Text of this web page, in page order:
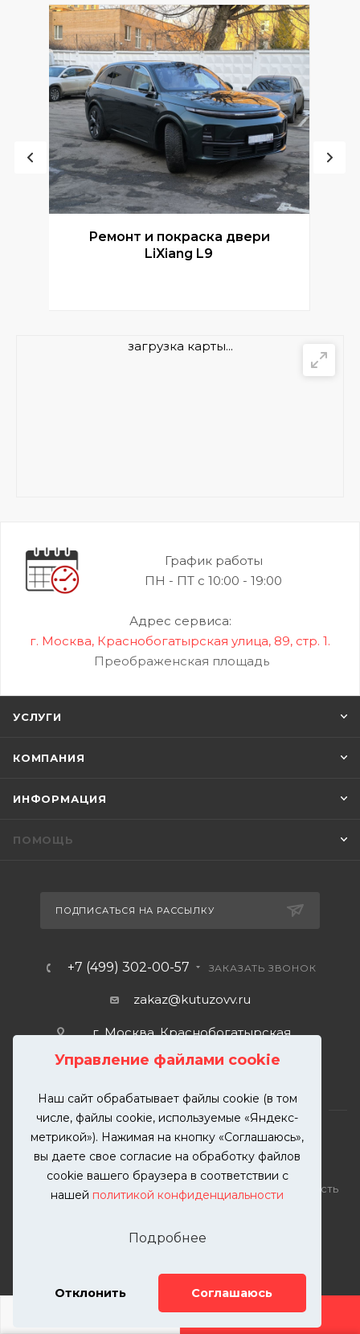
Управление файлами cookie
Наш сайт обрабатывает файлы cookie (в том
числе, файлы cookie, используемые «Яндекс-
метрикой»). Нажимая на кнопку «Соглашаюсь»,
вы даете свое согласие на обработку файлов
cookie вашего браузера в соответствии с
нашей политикой конфиденциальности
Подробнее
Отклонить Соглашаюсь
ДОБАВИТЬ УСЛУГУ
Ремонт и покраска двери
LiXiang L9
загрузка карты...
График работы
ПН - ПТ с 10:00 - 19:00
Адрес сервиса:
г. Москва, Краснобогатырская улица, 89, стр. 1.
Преображенская площадь
УСЛУГИ
КОМПАНИЯ
ИНФОРМАЦИЯ
ПОМОЩЬ
ПОДПИСАТЬСЯ НА РАССЫЛКУ
+7 (499) 302-00-57 ЗАКАЗАТЬ ЗВОНОК
zakaz@kutuzovv.ru
г. Москва, Краснобогатырская
2026 © KUTUZOVV | Кузовной ремонт и покраска
автомобилей. Вся информация на сайте – собственность
разрешения запрещена. Все права защищены.
Телефон: 8(499)-302-00-57